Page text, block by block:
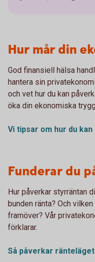
Hur mår din
God finansiell hälsa
hantera sin
och vet hur du kan
öka din ekonomiska
Vi tipsar om hur du
Funderar du
Hur påverkar styrräntan
bunden ränta? Och
framöver? Vår
förklarar.
Så påverkar ränteläget